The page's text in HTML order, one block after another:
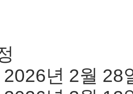
2026년 2월 28